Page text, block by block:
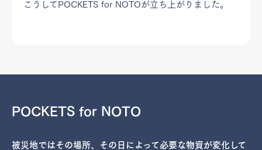
こうしてPOCKETS for NOTOが立ち上がりました。
POCKETS for NOTO
被災地ではその場所、その日によって必要な物資が変化して